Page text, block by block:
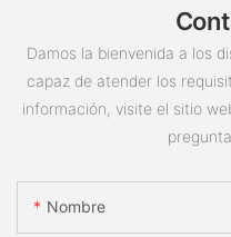
Damos la bienvenida a los
capaz de atender los
información, visite el sitio
Nombre